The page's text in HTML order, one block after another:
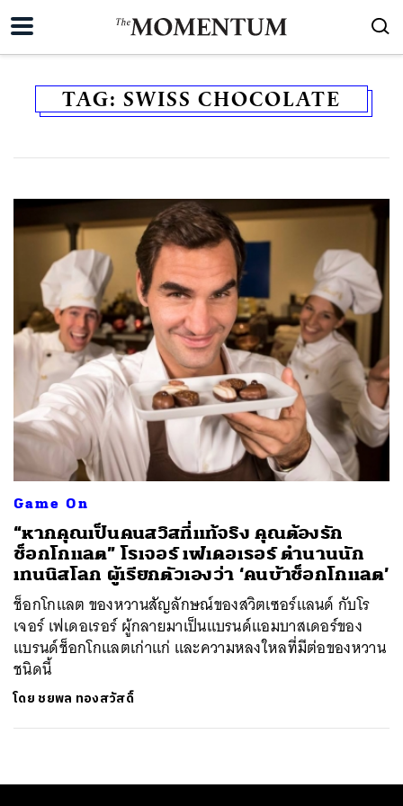
TAG: SWISS CHOCOLATE
Game On
“หากคุณเป็นคนสวิสที่แท้จริง คุณต้องรัก
ช็อกโกแลต” โรเจอร์ เฟเดอเรอร์ ตำนานนัก
เทนนิสโลก ผู้เรียกตัวเองว่า ‘คนบ้าช็อกโกแลต’
ช็อกโกแลต ของหวานสัญลักษณ์ของสวิตเซอร์แลนด์ กับโร
เจอร์ เฟเดอเรอร์ ผู้กลายมาเป็นแบรนด์แอมบาสเดอร์ของ
แบรนด์ช็อกโกแลตเก่าแก่ และความหลงใหลที่มีต่อของหวาน
ชนิดนี้
โดย ชยพล ทองสวัสดิ์
SHARE TWEET LINE EMAIL